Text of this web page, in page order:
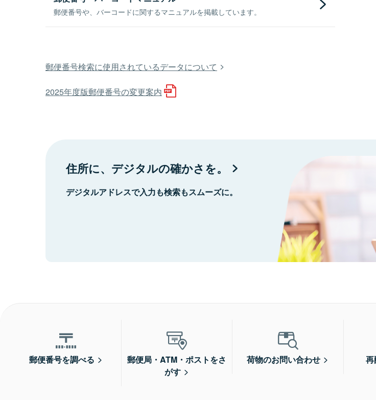
郵便番号や、バーコードに関するマニュアルを掲載しています。
郵便番号検索に使用されているデータについて
2025年度版郵便番号の変更案内
住所に、デジタルの確かさを。
デジタルアドレスで入力も検索もスムーズに。
郵便番号を調べる
郵便局・ATM・ポストをさ
がす
荷物のお問い合わせ